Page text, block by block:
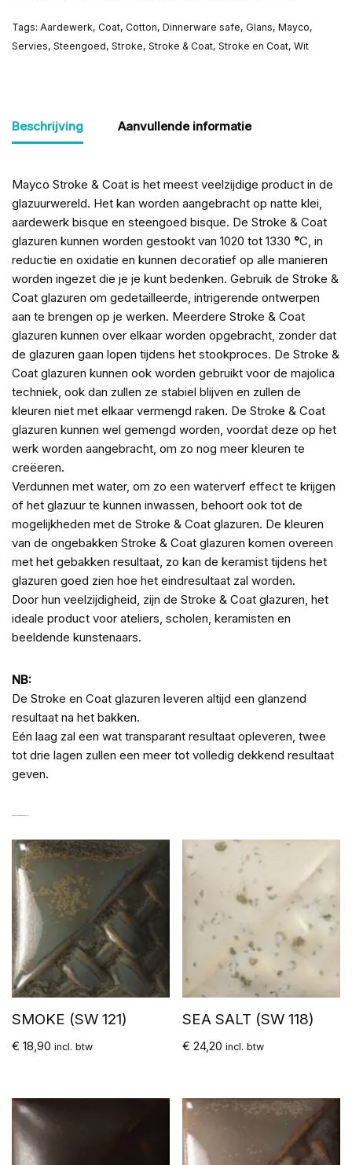
Tags: Aardewerk, Coat, Cotton, Dinnerware safe, Glans, Mayco,
Servies, Steengoed, Stroke, Stroke & Coat, Stroke en Coat, Wit
Beschrijving Aanvullende informatie
Mayco Stroke & Coat is het meest veelzijdige product in de
glazuurwereld. Het kan worden aangebracht op natte klei,
aardewerk bisque en steengoed bisque. De Stroke & Coat
glazuren kunnen worden gestookt van 1020 tot 1330 °C, in
reductie en oxidatie en kunnen decoratief op alle manieren
worden ingezet die je je kunt bedenken. Gebruik de Stroke &
Coat glazuren om gedetailleerde, intrigerende ontwerpen
aan te brengen op je werken. Meerdere Stroke & Coat
glazuren kunnen over elkaar worden opgebracht, zonder dat
de glazuren gaan lopen tijdens het stookproces. De Stroke &
Coat glazuren kunnen ook worden gebruikt voor de majolica
techniek, ook dan zullen ze stabiel blijven en zullen de
kleuren niet met elkaar vermengd raken. De Stroke & Coat
glazuren kunnen wel gemengd worden, voordat deze op het
werk worden aangebracht, om zo nog meer kleuren te
creëeren.
Verdunnen met water, om zo een waterverf effect te krijgen
of het glazuur te kunnen inwassen, behoort ook tot de
mogelijkheden met de Stroke & Coat glazuren. De kleuren
van de ongebakken Stroke & Coat glazuren komen overeen
met het gebakken resultaat, zo kan de keramist tijdens het
glazuren goed zien hoe het eindresultaat zal worden.
Door hun veelzijdigheid, zijn de Stroke & Coat glazuren, het
ideale product voor ateliers, scholen, keramisten en
beeldende kunstenaars.
NB:
De Stroke en Coat glazuren leveren altijd een glanzend
resultaat na het bakken.
Eén laag zal een wat transparant resultaat opleveren, twee
tot drie lagen zullen een meer tot volledig dekkend resultaat
geven.
SMOKE (SW 121)
€ 18,90 incl. btw
SEA SALT (SW 118)
€ 24,20 incl. btw